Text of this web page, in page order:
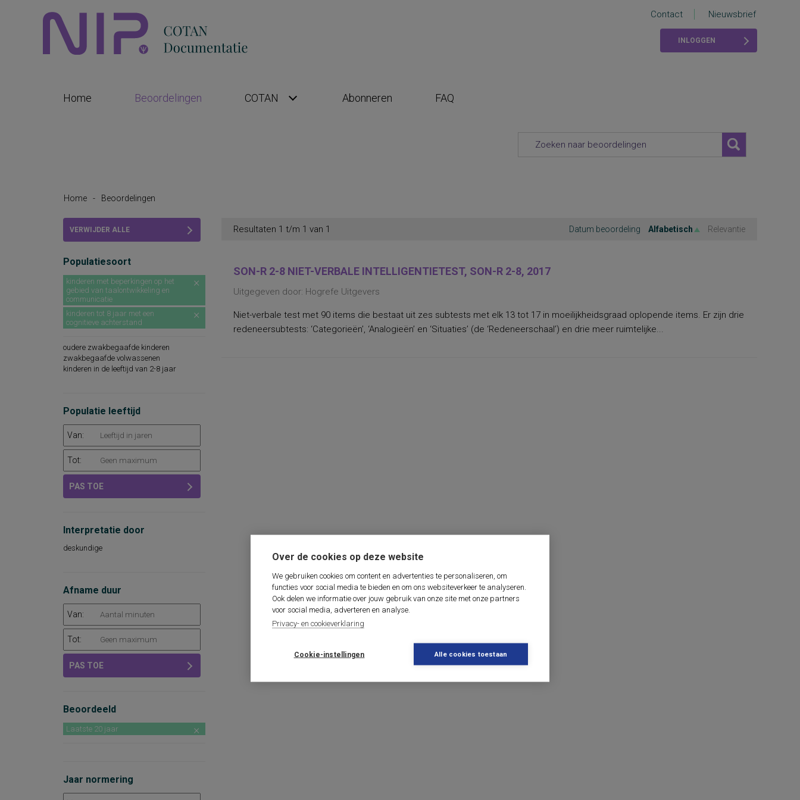
Over de cookies op deze website
We gebruiken cookies om content en advertenties te personaliseren, om
functies voor social media te bieden en om ons websiteverkeer te analyseren.
Ook delen we informatie over jouw gebruik van onze site met onze partners
voor social media, adverteren en analyse.
Privacy- en cookieverklaring
Cookie-instellingen Alle cookies toestaan
Contact Nieuwsbrief
INLOGGEN
Home Beoordelingen COTAN Abonneren FAQ
Home - Beoordelingen
VERWIJDER ALLE
Populatiesoort
kinderen met beperkingen op het
gebied van taalontwikkeling en
communicatie
kinderen tot 8 jaar met een
cognitieve achterstand
oudere zwakbegaafde kinderen
zwakbegaafde volwassenen
kinderen in de leeftijd van 2-8 jaar
Populatie leeftijd
Van:
Tot:
PAS TOE
Interpretatie door
deskundige
Afname duur
Van:
Tot:
PAS TOE
Beoordeeld
Laatste 20 jaar
Jaar normering
Resultaten 1 t/m 1 van 1 Datum beoordeling Alfabetisch Relevantie
SON-R 2-8 NIET-VERBALE INTELLIGENTIETEST, SON-R 2-8, 2017
Uitgegeven door: Hogrefe Uitgevers
Niet-verbale test met 90 items die bestaat uit zes subtests met elk 13 tot 17 in moeilijkheidsgraad oplopende items. Er zijn drie
redeneersubtests: ‘Categorieën’, ‘Analogieën’ en ‘Situaties’ (de ‘Redeneerschaal’) en drie meer ruimtelijke...